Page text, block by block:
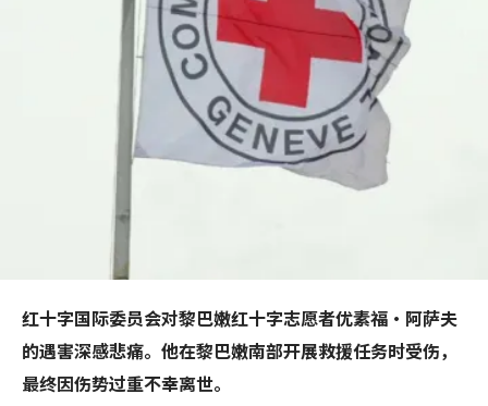
红十字国际委员会对黎巴嫩红十字志愿者优素福·阿萨夫
的遇害深感悲痛。他在黎巴嫩南部开展救援任务时受伤，
最终因伤势过重不幸离世。